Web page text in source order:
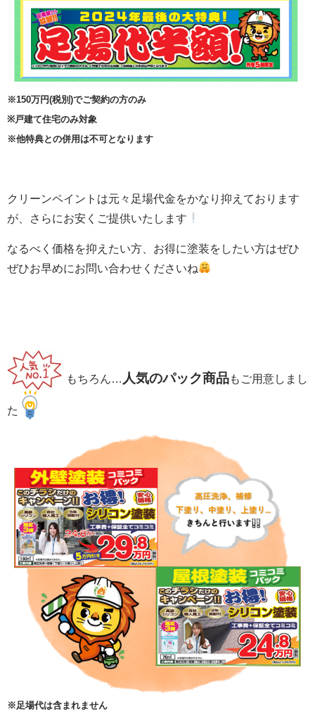
※150万円(税別)でご契約の方のみ
※戸建て住宅のみ対象
※他特典との併用は不可となります
クリーンペイントは元々足場代金をかなり抑えております
が、さらにお安くご提供いたします
なるべく価格を抑えたい方、お得に塗装をしたい方はぜひ
ぜひお早めにお問い合わせくださいね
もちろん… 人気のパック商品もご用意しまし
た
※足場代は含まれません